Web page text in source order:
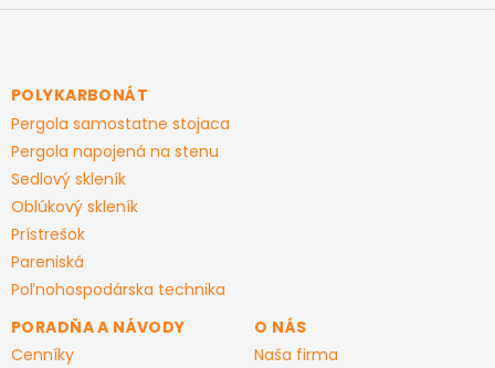
Z
ä
e
POLYKARBONÁT
Pergola samostatne stojaca
Pergola napojená na stenu
Sedlový skleník
Oblúkový skleník
Prístrešok
Pareniská
Poľnohospodárska technika
PORADŇA A NÁVODY
Cenníky
O NÁS
Naša firma